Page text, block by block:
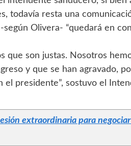
todavía resta una
Olivera- “quedará en
que son justas. Nosotros
y que se han agravado,
presidente”, sostuvo el
extraordinaria para